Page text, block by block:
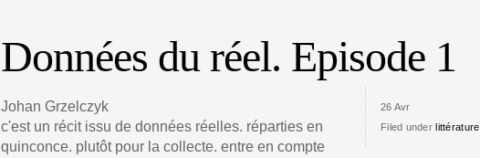
Données du réel. Episode 1
26 Avr
Filed underlittérature
Johan Grzelczyk
c'est un récit issu de données réelles. réparties en
quinconce. plutôt pour la collecte. entre en compte